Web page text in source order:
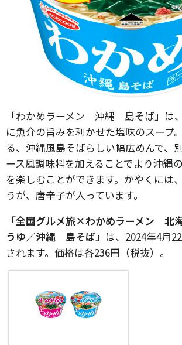
「わかめラーメン 沖縄 島そば」は
に魚介の旨みを利かせた塩味のスープ
る、沖縄風島そばらしい幅広めんで、
ース風調味料を加えることでより沖縄
を楽しむことができます。かやくには
うが、唐辛子が入っています。
「全国グルメ旅×わかめラーメン 北
うゆ／沖縄 島そば」 は、2024年4月
されます。価格は各236円（税抜）。